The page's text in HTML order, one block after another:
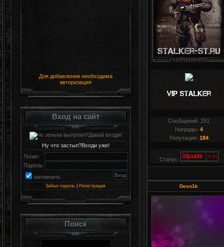
Для добавления необходима
авторизация
Вход на сайт
Ну что застыл?Входи уже!
Логин:
Пароль:
запомнить
Забыл пароль Регистрация
Поиск
Сообщений:251
Награды: 4
Репутация: 184
Статус:
Desn1k